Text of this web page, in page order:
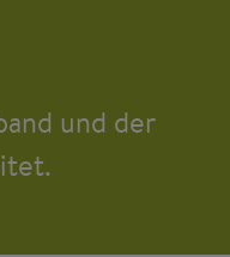
und der